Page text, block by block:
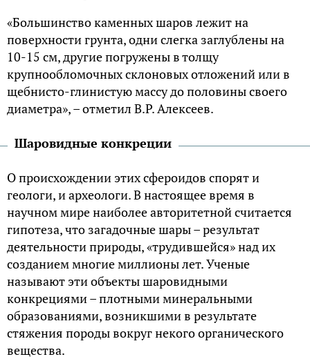
«Большинство каменных шаров лежит на
поверхности грунта, одни слегка заглублены на
10-15 см, другие погружены в толщу
крупнообломочных склоновых отложений или в
щебнисто-глинистую массу до половины своего
диаметра», – отметил В.Р. Алексеев.
Шаровидные конкреции
О происхождении этих сфероидов спорят и
геологи, и археологи. В настоящее время в
научном мире наиболее авторитетной считается
гипотеза, что загадочные шары – результат
деятельности природы, «трудившейся» над их
созданием многие миллионы лет. Ученые
называют эти объекты шаровидными
конкрециями – плотными минеральными
образованиями, возникшими в результате
стяжения породы вокруг некого органического
вещества.